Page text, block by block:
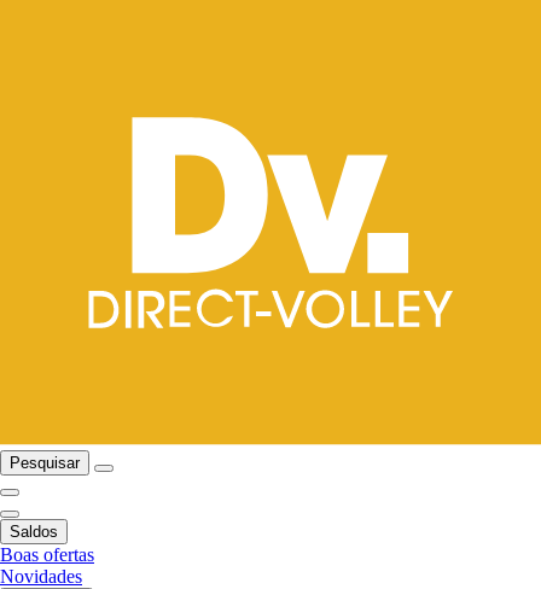
Pesquisar
Saldos
Boas ofertas
Novidades